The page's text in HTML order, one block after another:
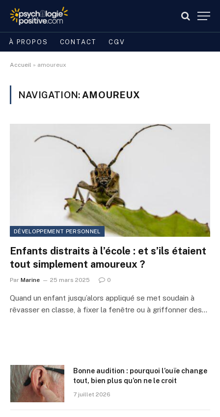
À PROPOS CONTACT CGV
Accueil » amoureux
NAVIGATION: AMOUREUX
DÉVELOPPEMENT PERSONNEL
Enfants distraits à l’école : et s’ils étaient
tout simplement amoureux ?
Par Marine 25 mars 2025 0
Quand un enfant jusqu’alors appliqué se met soudain à
rêvasser en classe, à fixer la fenêtre ou à griffonner des…
Bonne audition : pourquoi l’ouïe change
tout, bien plus qu’on ne le croit
7 juillet 2026